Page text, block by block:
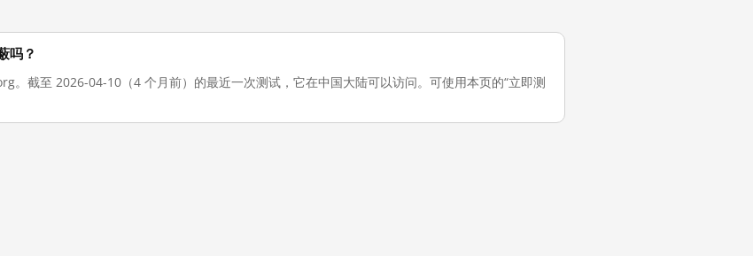
吗？
截至 2026-04-10（4 个月前）的最近一次测试，它在中国大陆可以访问。可使用本页的“立即测